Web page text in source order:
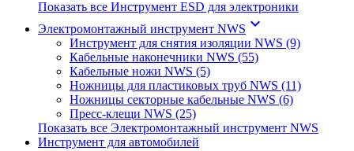
Показать все Инструмент ESD для электроники
Электромонтажный инструмент NWS keyboard_arrow_down
Инструмент для снятия изоляции NWS (9)
Кабельные наконечники NWS (55)
Кабельные ножи NWS (5)
Ножницы для пластиковых труб NWS (11)
Ножницы секторные кабельные NWS (6)
Пресс-клещи NWS (25)
Показать все Электромонтажный инструмент NWS
Инструмент для автомобилей